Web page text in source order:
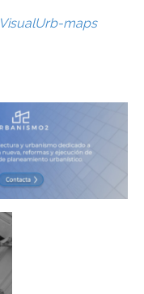
VisualUrb-maps